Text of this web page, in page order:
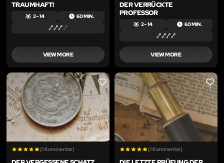
TRAUMHAFT!
2 – 14 60 MIN.
VIEW MORE
DER VERRÜCKTE
PROFESSOR
2 – 14 60 MIN.
VIEW MORE
LIKE
(1 Kommentar)
LIKE
(1 Kommentar)